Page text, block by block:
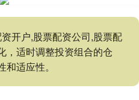
开户,股票配资公司,股票配
，适时调整投资组合的仓
适应性。